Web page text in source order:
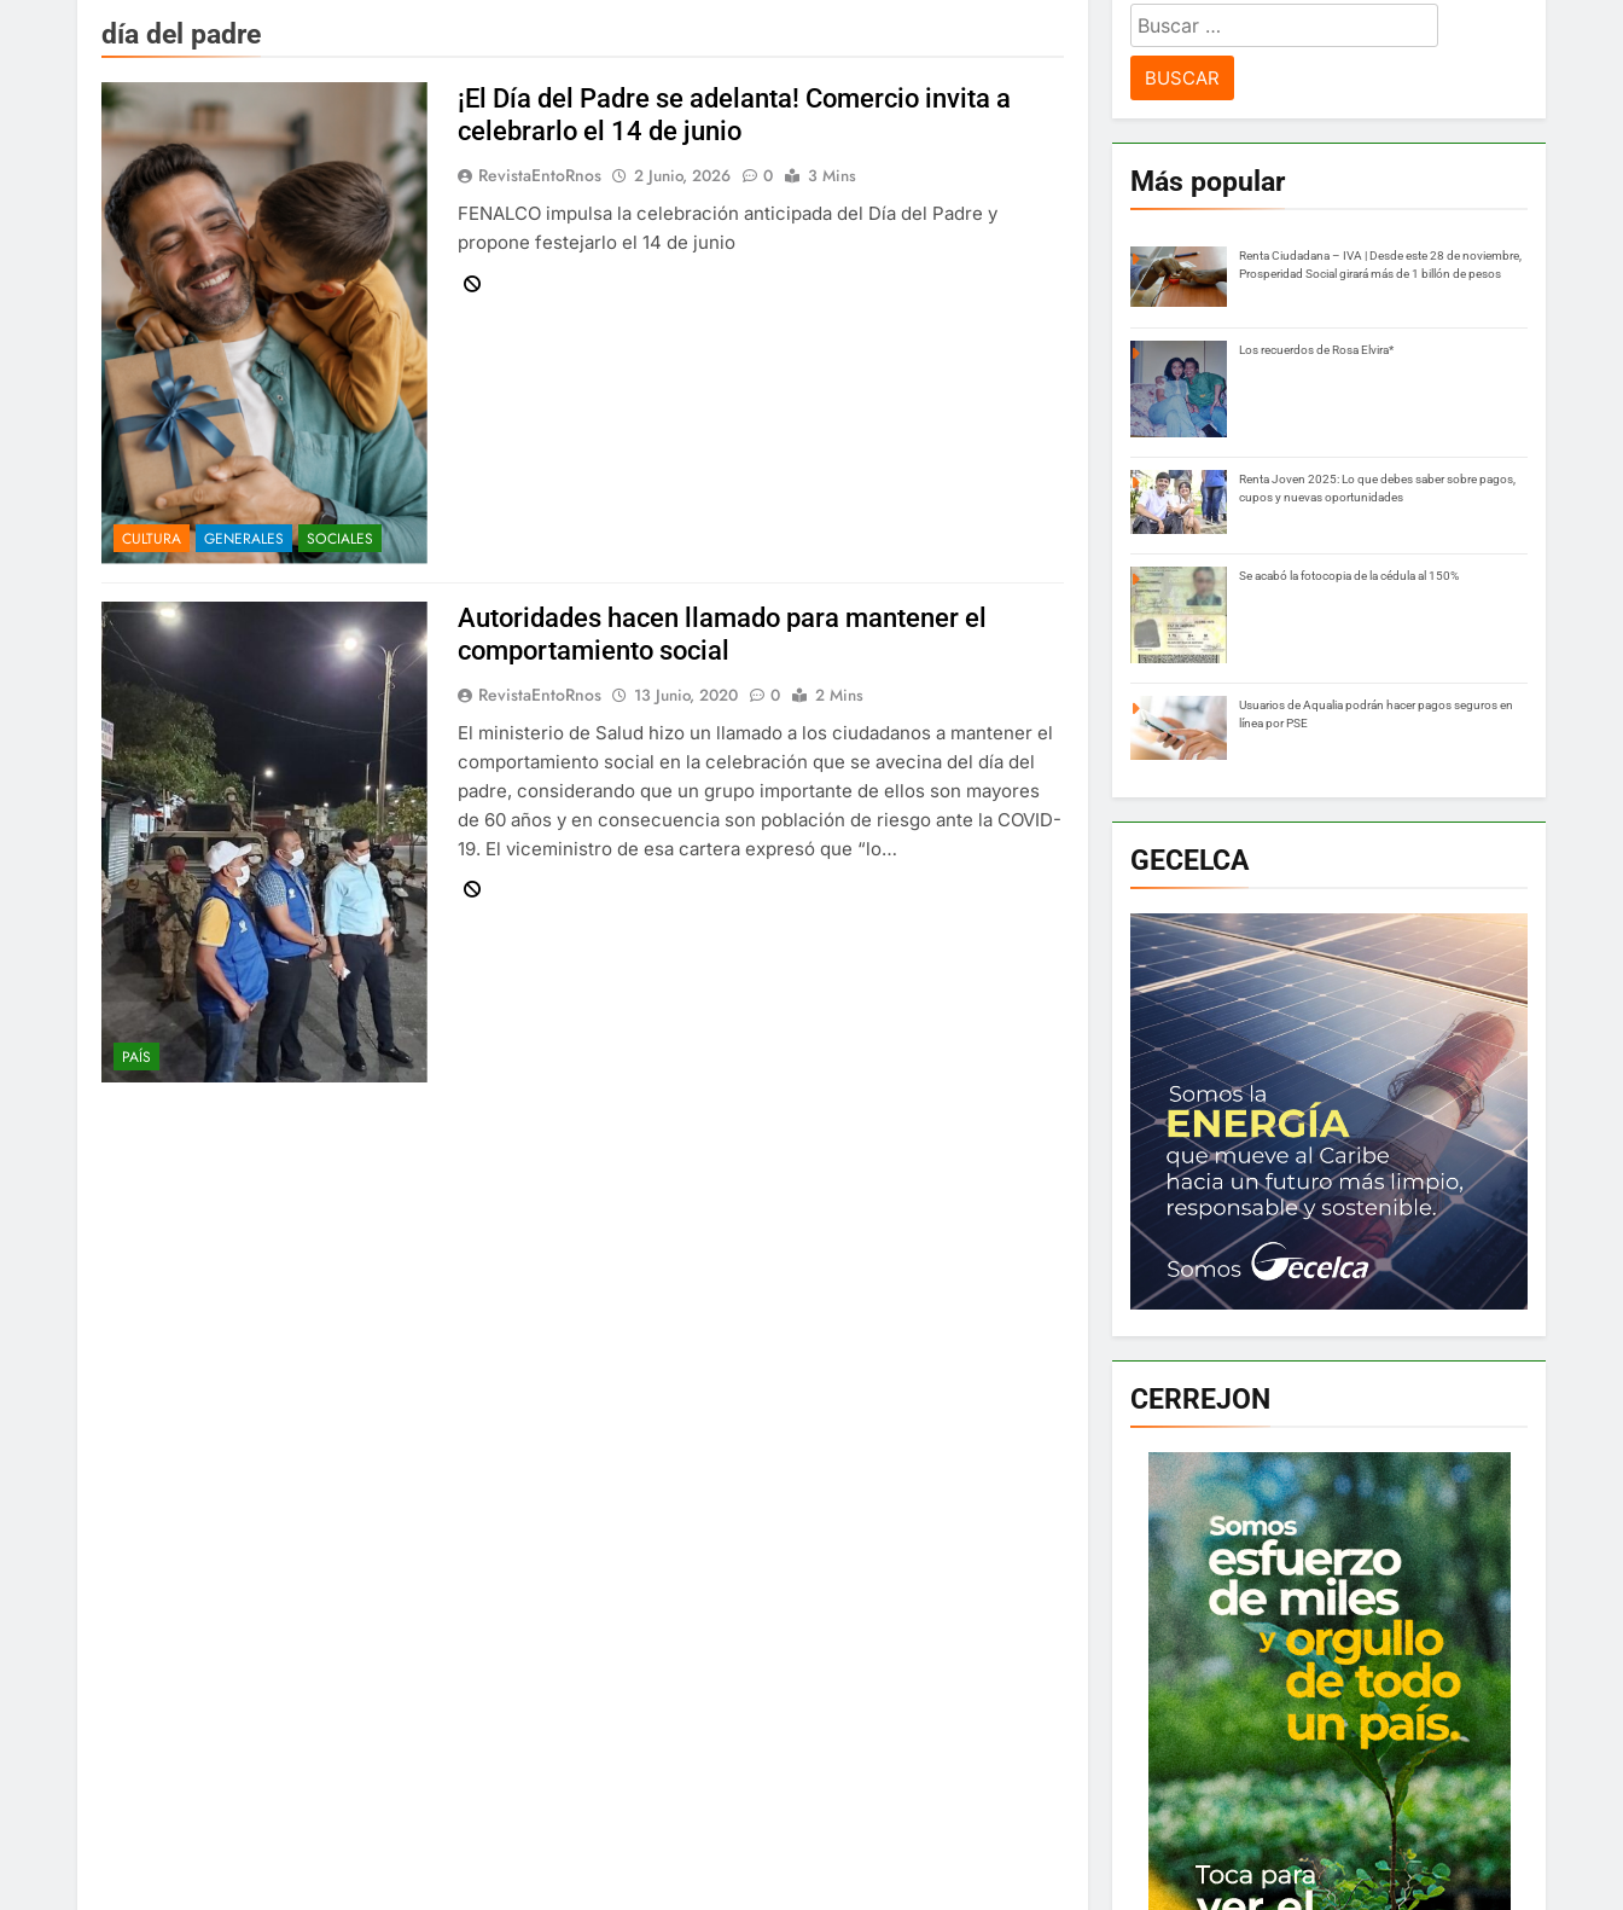
día del padre
CULTURA GENERALES SOCIALES
¡El Día del Padre se adelanta! Comercio invita a
celebrarlo el 14 de junio
RevistaEntoRnos 2 Junio, 2026 0
3 Mins
FENALCO impulsa la celebración anticipada del Día del Padre y
propone festejarlo el 14 de junio
PAÍS
Autoridades hacen llamado para mantener el
comportamiento social
RevistaEntoRnos 13 Junio, 2020 0
2 Mins
El ministerio de Salud hizo un llamado a los ciudadanos a mantener el
comportamiento social en la celebración que se avecina del día del
padre, considerando que un grupo importante de ellos son mayores
de 60 años y en consecuencia son población de riesgo ante la COVID-
19. El viceministro de esa cartera expresó que “lo…
Buscar:
Más popular
Renta Ciudadana – IVA | Desde este 28 de noviembre,
Prosperidad Social girará más de 1 billón de pesos
Los recuerdos de Rosa Elvira*
Renta Joven 2025: Lo que debes saber sobre pagos,
cupos y nuevas oportunidades
Se acabó la fotocopia de la cédula al 150%
Usuarios de Aqualia podrán hacer pagos seguros en
línea por PSE
GECELCA
CERREJON